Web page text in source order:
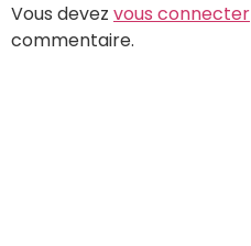
Vous devez vous connecter
commentaire.